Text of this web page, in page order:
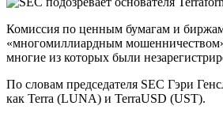
Комиссия по ценным бумагам и биржам
«многомиллиардным
многие из которых были
По словам председателя SEC Гэри
как Terra (LUNA) и TerraUSD (UST).